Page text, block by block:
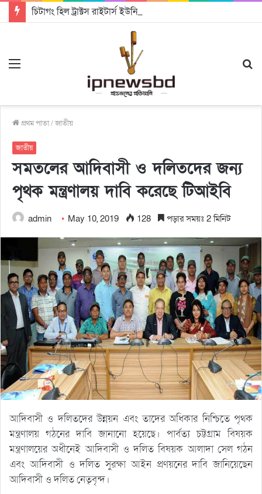
প্রথম পাতা/জাতীয়
জাতীয়
সমতলের আদিবাসী ও দলিতদের জন্য
পৃথক মন্ত্রণালয় দাবি করেছে টিআইবি
admin May 10, 2019 128 পড়ার সময়ঃ 2 মিনিট
আদিবাসী ও দলিতদের উন্নয়ন এবং তাদের অধিকার নিশ্চিতে পৃথক
মন্ত্রণালয় গঠনের দাবি জানানো হয়েছে। পার্বত্য চট্টগ্রাম বিষয়ক
মন্ত্রণালয়ের অধীনেই আদিবাসী ও দলিত বিষয়ক আলাদা সেল গঠন
এবং আদিবাসী ও দলিত সুরক্ষা আইন প্রণয়নের দাবি জানিয়েছেন
আদিবাসী ও দলিত নেতৃবৃন্দ।